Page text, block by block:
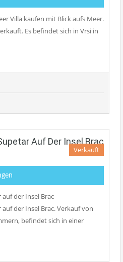
Villa kaufen mit Blick aufs Meer.
Es befindet sich in Vrsi in
Auf Der Insel Brac
Verkauft
der Insel Brac
der Insel Brac. Verkauf von
befindet sich in einer